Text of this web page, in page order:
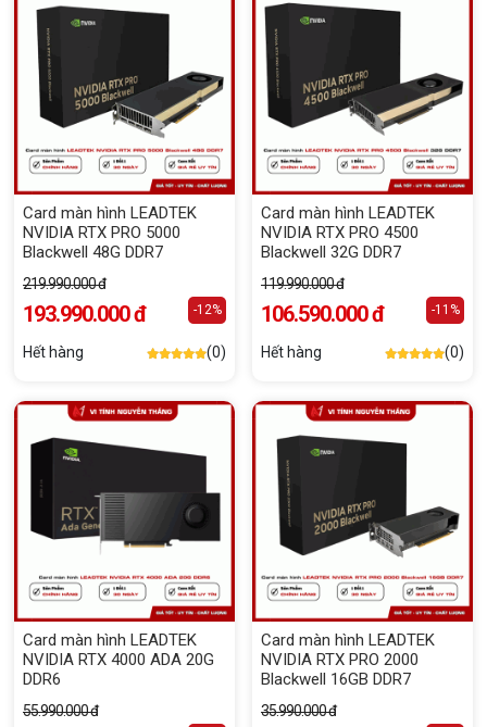
Card màn hình LEADTEK
NVIDIA RTX PRO 5000
Blackwell 48G DDR7
219.990.000 đ
193.990.000 đ -12%
Hết hàng (0)
Card màn hình LEADTEK
NVIDIA RTX PRO 4500
Blackwell 32G DDR7
119.990.000 đ
106.590.000 đ -11%
Hết hàng (0)
Card màn hình LEADTEK
NVIDIA RTX 4000 ADA 20G
DDR6
55.990.000 đ
Card màn hình LEADTEK
NVIDIA RTX PRO 2000
Blackwell 16GB DDR7
35.990.000 đ